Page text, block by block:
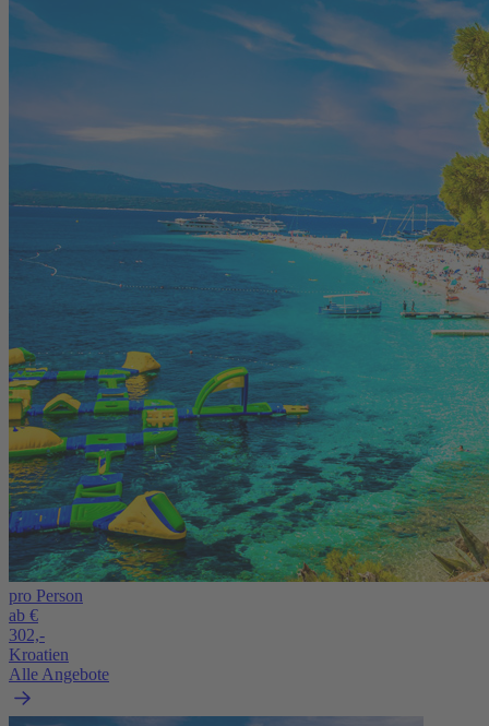
pro Person
ab €
302,-
Kroatien
Alle Angebote